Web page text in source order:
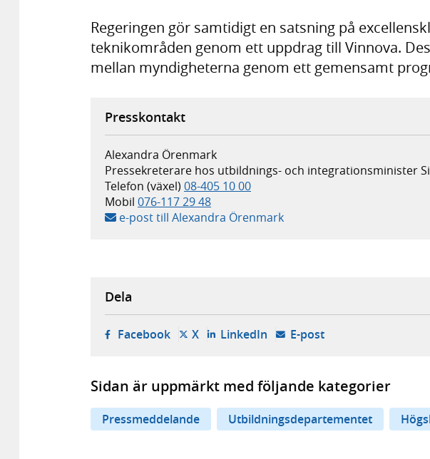
Regeringen gör samtidigt en satsning på
teknikområden genom ett uppdrag till Vinnova.
mellan myndigheterna genom ett gemensamt
Presskontakt
Alexandra Örenmark
Pressekreterare hos utbildnings- och integrationsminister
Telefon (växel) 08-405 10 00
Mobil 076-117 29 48
e-post till Alexandra Örenmark
Dela
Facebook- öppnas i ny flik, extern webbplats,
X- öppnas i ny flik, extern webbplats,
LinkedIn- öppnas i ny flik, extern
E-post- öppnar din e-
Sidan är uppmärkt med följande kategorier
Pressmeddelande Utbildningsdepartementet